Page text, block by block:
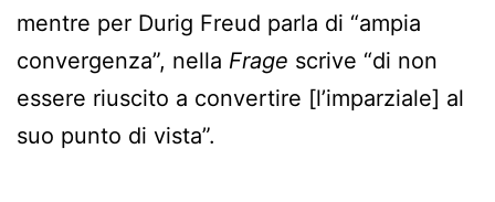
mentre per Durig Freud parla di “ampia
convergenza”, nella Frage scrive “di non
essere riuscito a convertire [l’imparziale] al
suo punto di vista”.